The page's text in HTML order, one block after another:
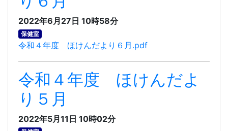
2022年6月27日 10時58分
保健室
令和４年度 ほけんだより６月.pdf
令和４年度 ほけんだよ
り５月
2022年5月11日 10時02分